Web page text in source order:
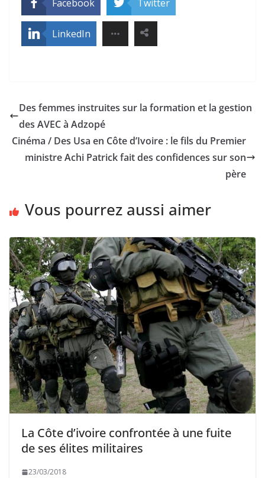
Facebook Twitter
LinkedIn
Des femmes instruites sur la formation et la gestion
des AVEC à Adzopé
Cinéma / Des Usa en Côte d’Ivoire : le fils du Premier
ministre Achi Patrick fait des confidences sur son
père
Vous pourrez aussi aimer
La Côte d’ivoire confrontée à une fuite
de ses élites militaires
23/03/2018